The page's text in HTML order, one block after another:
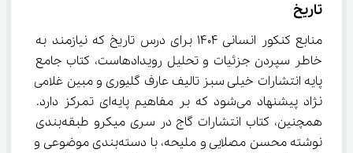
تاریخ
منابع کنکور انسانی 1404 برای درس تاریخ که نیازمند به
خاطر سپردن جزئیات و تحلیل رویدادهاست، کتاب جامع
پایه انتشارات خیلی سبز تالیف عارف گلیوری و مبین غلامی
نژاد پیشنهاد می‌شود که بر مفاهیم پایه‌ای تمرکز دارد.
همچنین، کتاب انتشارات گاج در سری میکرو طبقه‌بندی
نوشته محسن مصلایی و ملیحه، با دسته‌بندی موضوعی و